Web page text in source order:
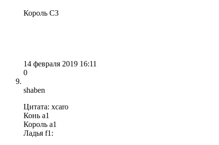
Король С3
14 февраля 2019 16:11
0
shaben
Цитата: xcaro
Конь а1
Король a1
Ладья f1: